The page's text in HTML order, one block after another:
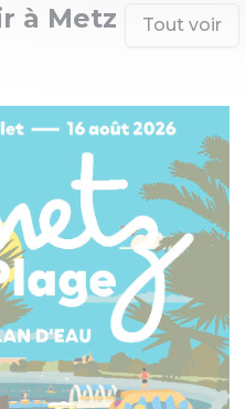
à Metz Tout voir